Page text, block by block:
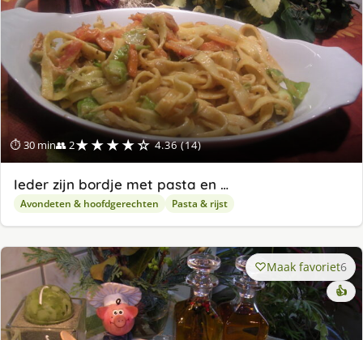
⏱ 30 min👥 2★★★★☆ 4.36 (14)
Ieder zijn bordje met pasta en …
Avondeten & hoofdgerechten Pasta & rijst
Maak favoriet6
👍